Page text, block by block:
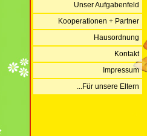
Unser Aufgabenfeld
Kooperationen + Partner
Hausordnung
Kontakt
Impressum
...Für unsere Eltern